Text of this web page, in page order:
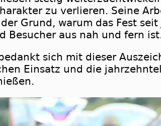
zu verlieren. Seine
Grund, warum das Fest
Besucher aus nah und fern
sich mit dieser
Einsatz und die